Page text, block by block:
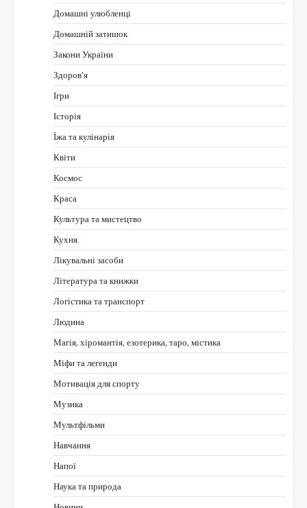
Домашні улюбленці
Домашній затишок
Закони України
Здоров'я
Ігри
Історія
Їжа та кулінарія
Квіти
Космос
Краса
Культура та мистецтво
Кухня
Лікувальні засоби
Література та книжки
Логістика та транспорт
Людина
Магія, хіромантія, езотерика, таро, містика
Міфи та легенди
Мотивація для спорту
Музика
Мультфільми
Навчання
Напої
Наука та природа